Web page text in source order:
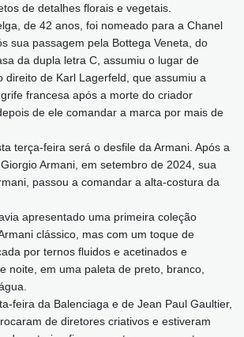
de detalhes florais e vegetais.
de 42 anos, foi nomeado para a Chanel
sua passagem pela Bottega Veneta, do
da dupla letra C, assumiu o lugar de
direito de Karl Lagerfeld, que assumiu a
francesa após a morte do criador
de ele comandar a marca por mais de
terça-feira será o desfile da Armani. Após a
Armani, em setembro de 2024, sua
passou a comandar a alta-costura da
apresentado uma primeira coleção
clássico, mas com um toque de
por ternos fluidos e acetinados e
noite, em uma paleta de preto, branco,
feira da Balenciaga e de Jean Paul Gaultier,
de diretores criativos e estiveram